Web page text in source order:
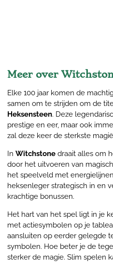
Meer over
Elke 100 jaar komen de
samen om te strijden om de
Heksensteen. Deze
prestige en eer, maar ook
zal deze keer de sterkste
In Witchstone draait alles om
door het uitvoeren van
het speelveld met
heksenleger strategisch in en
krachtige bonussen.
Het hart van het spel ligt in je
met actiesymbolen op je
aansluiten op eerder gelegde
symbolen. Hoe beter je de
sterker de magie. Slim spelen